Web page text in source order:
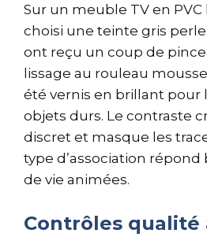
Sur un meuble TV en PVC
choisi une teinte gris
ont reçu un coup de
lissage au rouleau
été vernis en brillant pour
objets durs. Le contraste
discret et masque les
type d’association répond
de vie animées.
Contrôles qualité